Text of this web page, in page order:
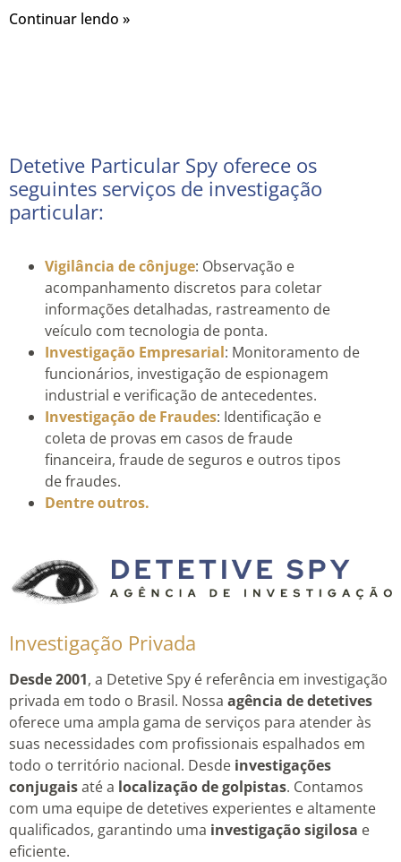
Continuar lendo »
Detetive Particular Spy oferece os
seguintes serviços de investigação
particular:
Vigilância de cônjuge: Observação e
acompanhamento discretos para coletar
informações detalhadas, rastreamento de
veículo com tecnologia de ponta.
Investigação Empresarial: Monitoramento de
funcionários, investigação de espionagem
industrial e verificação de antecedentes.
Investigação de Fraudes: Identificação e
coleta de provas em casos de fraude
financeira, fraude de seguros e outros tipos
de fraudes.
Dentre outros.
Investigação Privada
Desde 2001, a Detetive Spy é referência em investigação
privada em todo o Brasil. Nossa agência de detetives
oferece uma ampla gama de serviços para atender às
suas necessidades com profissionais espalhados em
todo o território nacional. Desde investigações
conjugaisaté a localização de golpistas. Contamos
com uma equipe de detetives experientes e altamente
qualificados, garantindo uma investigação sigilosa e
eficiente.